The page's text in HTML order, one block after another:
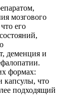
мозгового
его
деменция и
формах:
капсулы, что
подходящий